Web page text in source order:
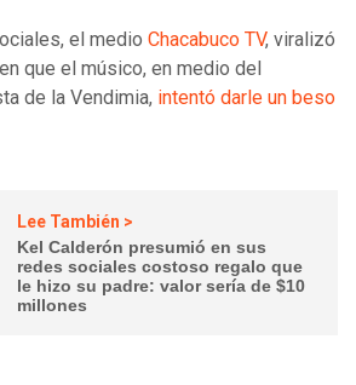
el medio Chacabuco TV, viralizó
que el músico, en medio del
de la Vendimia, intentó darle un beso
Lee También >
Kel Calderón presumió en sus
redes sociales costoso regalo que
le hizo su padre: valor sería de $10
millones